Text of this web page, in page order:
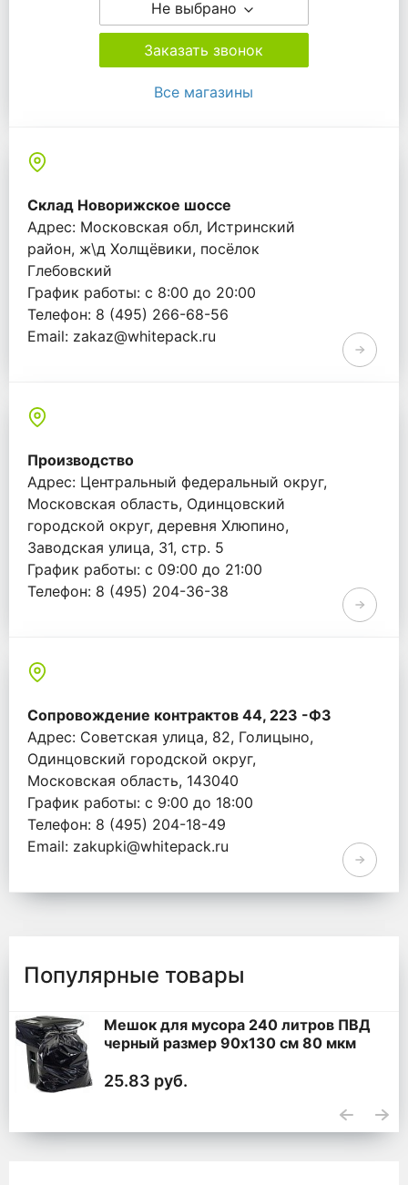
Не выбрано
Заказать звонок
Все магазины
Склад Новорижское шоссе
Адрес: Московская обл, Истринский
район, ж\д Холщёвики, посёлок
Глебовский
График работы: с 8:00 до 20:00
Телефон: 8 (495) 266-68-56
Email: zakaz@whitepack.ru
Производство
Адрес: Центральный федеральный округ,
Московская область, Одинцовский
городской округ, деревня Хлюпино,
Заводская улица, 31, стр. 5
График работы: с 09:00 до 21:00
Телефон: 8 (495) 204-36-38
Сопровождение контрактов 44, 223 -ФЗ
Адрес: Советская улица, 82, Голицыно,
Одинцовский городской округ,
Московская область, 143040
График работы: с 9:00 до 18:00
Телефон: 8 (495) 204-18-49
Email: zakupki@whitepack.ru
Популярные товары
Мешок для мусора 240 литров ПВД
черный размер 90x130 см 80 мкм
25.83 руб.